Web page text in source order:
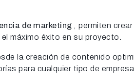
de marketing
, permiten
máximo éxito en su proyecto.
la creación de contenido
para cualquier tipo de